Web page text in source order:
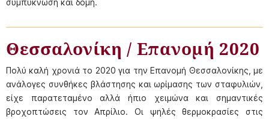
Θεσσαλονίκη / Επανομή 2020
Πολύ καλή χρονιά το 2020 για την Επανομή Θεσσαλονίκης, με
ανάλογες συνθήκες βλάστησης και ωρίμασης των σταφυλιών,
είχε παρατεταμένο αλλά ήπιο χειμώνα και σημαντικές
βροχοπτώσεις τον Απρίλιο. Οι ψηλές θερμοκρασίες στις